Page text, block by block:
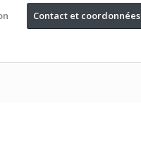
Contact et coordonnées